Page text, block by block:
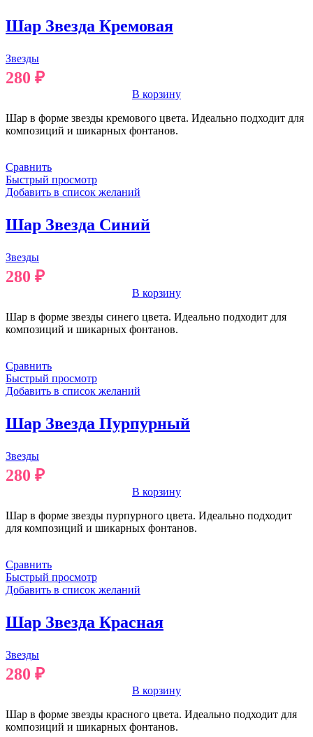
Шар Звезда Кремовая
Звезды
280 ₽
В корзину
Шар в форме звезды кремового цвета. Идеально подходит для
композиций и шикарных фонтанов.
Сравнить
Быстрый просмотр
Добавить в список желаний
Шар Звезда Синий
Звезды
280 ₽
В корзину
Шар в форме звезды синего цвета. Идеально подходит для
композиций и шикарных фонтанов.
Сравнить
Быстрый просмотр
Добавить в список желаний
Шар Звезда Пурпурный
Звезды
280 ₽
В корзину
Шар в форме звезды пурпурного цвета. Идеально подходит
для композиций и шикарных фонтанов.
Сравнить
Быстрый просмотр
Добавить в список желаний
Шар Звезда Красная
Звезды
280 ₽
В корзину
Шар в форме звезды красного цвета. Идеально подходит для
композиций и шикарных фонтанов.